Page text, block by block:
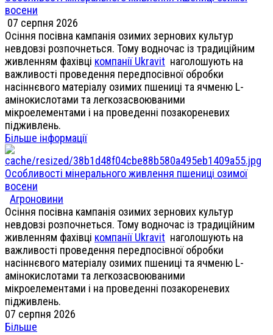
восени
07 серпня 2026
Осіння посівна кампанія озимих зернових культур
невдовзі розпочнеться. Тому водночас із традиційним
живленням фахівці компанії Ukravit наголошують на
важливості проведення передпосівної обробки
насіннєвого матеріалу озимих пшениці та ячменю L-
амінокислотами та легкозасвоюваними
мікроелементами і на проведенні позакореневих
підживлень.
Більше інформації
Особливості мінерального живлення пшениці озимої
восени
Агроновини
Осіння посівна кампанія озимих зернових культур
невдовзі розпочнеться. Тому водночас із традиційним
живленням фахівці компанії Ukravit наголошують на
важливості проведення передпосівної обробки
насіннєвого матеріалу озимих пшениці та ячменю L-
амінокислотами та легкозасвоюваними
мікроелементами і на проведенні позакореневих
підживлень.
07 серпня 2026
Більше